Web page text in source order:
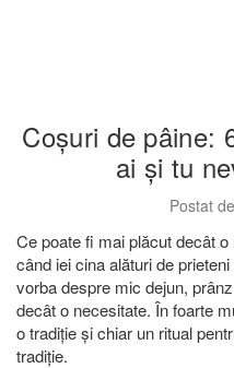
Coșuri de pâine:
ai și tu
Postat de
Ce poate fi mai plăcut decât
când iei cina alături de
vorba despre mic dejun,
decât o necesitate. În foarte
o tradiție și chiar un ritual
tradiție.